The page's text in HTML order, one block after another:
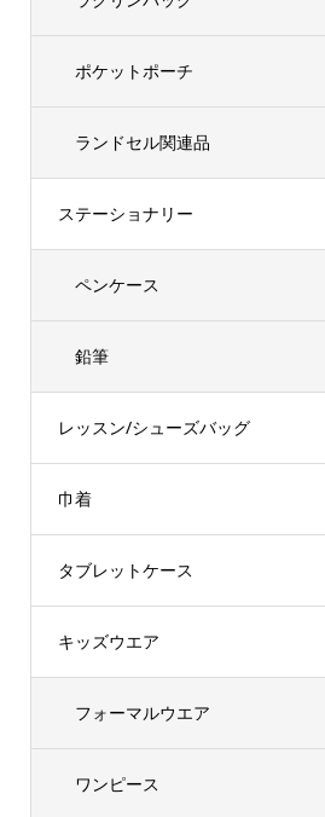
ポケットポーチ
ランドセル関連品
ステーショナリー
ペンケース
鉛筆
レッスン/シューズバッグ
巾着
タブレットケース
キッズウエア
フォーマルウエア
ワンピース